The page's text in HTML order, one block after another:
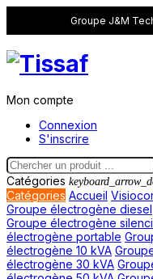
Groupe J&M
Mon compte
Connexion
S'inscrire
Catégories
Catégories Accueil
Groupe électrogène diesel
Groupe électrogène
électrogène portable
électrogène 10 kVA
électrogène 30 kVA